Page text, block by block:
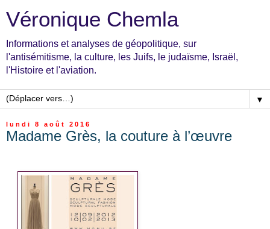
Véronique Chemla
Informations et analyses de géopolitique, sur
l'antisémitisme, la culture, les Juifs, le judaïsme, Israël,
l'Histoire et l'aviation.
▼
lundi 8 août 2016
Madame Grès, la couture à l’œuvre